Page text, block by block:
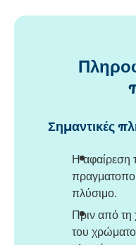
Σημαντικές
Η αφαίρεση
πλύσιμο.
Πριν από τη
του